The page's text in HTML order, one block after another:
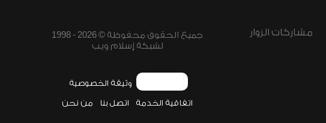
مشاركات الزوار
جميع الحقوق محفوظة © 2026 - 1998
لشبكة إسلام ويب
وثيقة الخصوصية
اتفاقية الخدمة اتصل بنا من نحن